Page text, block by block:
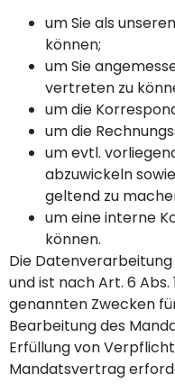
um Sie als
können;
um Sie
vertreten zu
um die
um die
um evtl.
abzuwickeln
geltend zu
um eine interne
können.
Die
und ist nach Art. 6 Abs.
genannten Zwecken
Bearbeitung des
Erfüllung von
Mandatsvertrag